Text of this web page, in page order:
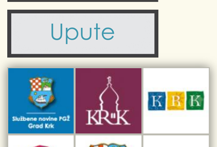
Komunalne usluge
Civilni sektor (arhiva udruga)
Sport i rekreacija
Turistička zajednica otoka Krka
Kulturno-turistička ruta Putovima Frankopana
Dar iz Krka
Interpretacijski centar pomorske baštine